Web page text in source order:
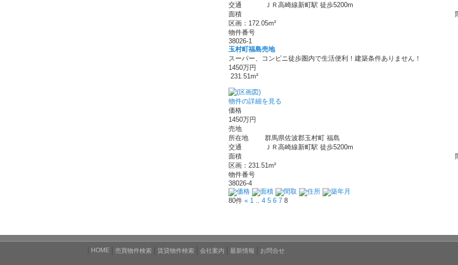
交通
ＪＲ高崎線新町駅 徒歩5200m
面積
区画：172.05m²
物件番号
38026-1
玉村町福島売地
スーパー、コンビニ徒歩圏内で生活便利！建築条件ありません！
1450万円
231.51m²
物件の詳細を見る
価格
1450万円
売地
所在地
群馬県佐波郡玉村町 福島
交通
ＪＲ高崎線新町駅 徒歩5200m
面積
区画：231.51m²
物件番号
38026-4
価格
面積 間取 住所
築年月
80件 « 1 4 5 6 7 8
HOME 売買物件検索 賃貸物件検索 会社案内 最新情報 お問合せ